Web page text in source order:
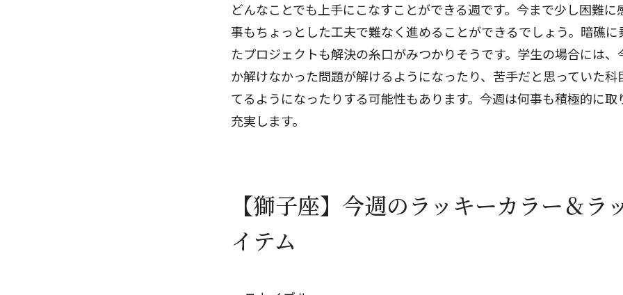
どんなことでも上手にこなすことができる週です。今まで少し困難に
事もちょっとした工夫で難なく進めることができるでしょう。暗礁に
たプロジェクトも解決の糸口がみつかりそうです。学生の場合には、
か解けなかった問題が解けるようになったり、苦手だと思っていた科
てるようになったりする可能性もあります。今週は何事も積極的に取
充実します。
【獅子座】今週のラッキーカラー＆ラ
イテム